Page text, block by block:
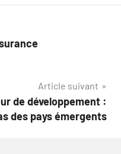
Article suivant
de développement :
des pays émergents